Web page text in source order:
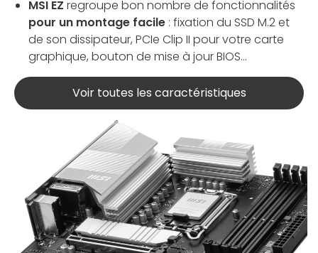
MSI EZ regroupe bon nombre de fonctionnalités
pour un montage facile : fixation du SSD M.2 et
de son dissipateur, PCIe Clip II pour votre carte
graphique, bouton de mise à jour BIOS...
Voir toutes les caractéristiques